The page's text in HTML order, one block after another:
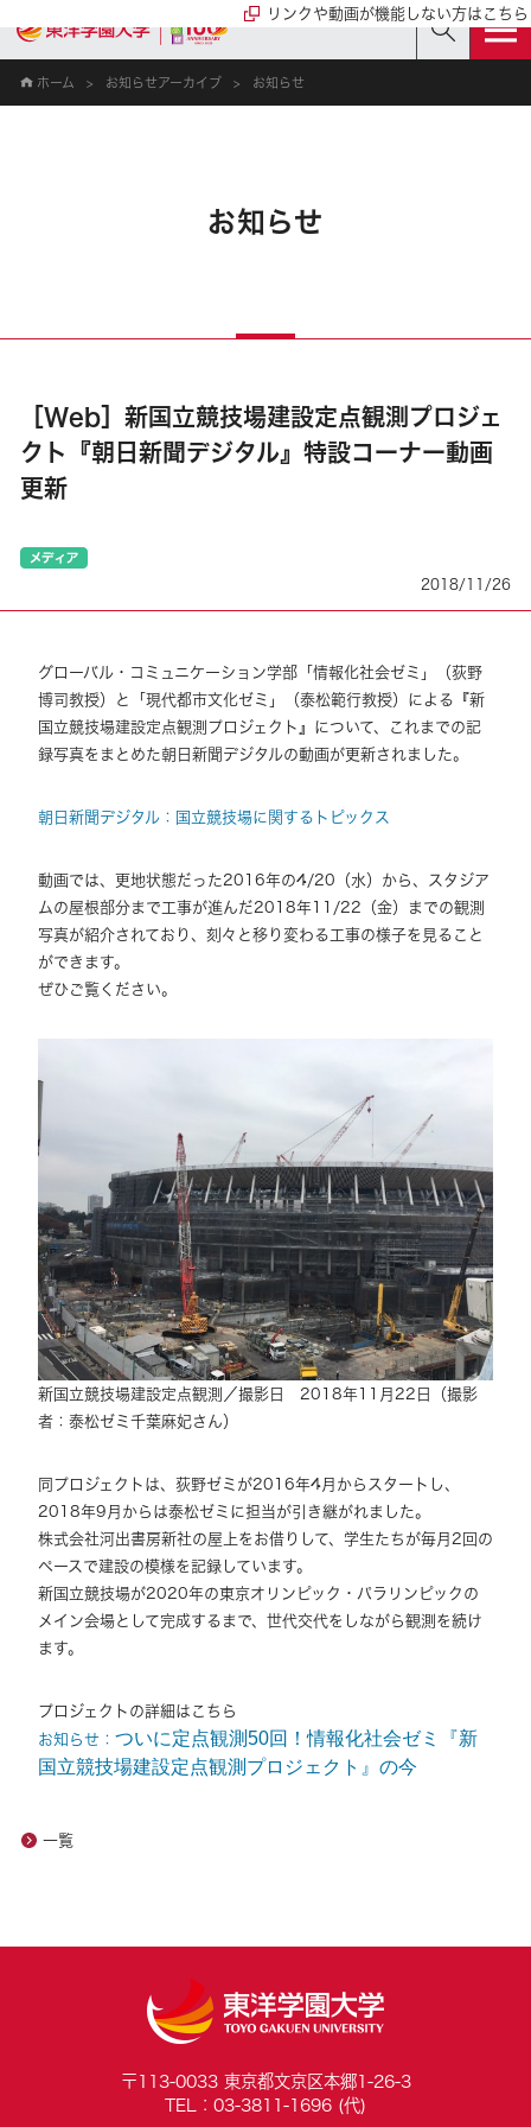
ホーム お知らせアーカイブ お知らせ
お知らせ
［Web］新国立競技場建設定点観測プロジェ
クト『朝日新聞デジタル』特設コーナー動画
更新
2018/11/26
リンクや動画が機能しない方はこちら
グローバル・コミュニケーション学部「情報化社会ゼミ」（荻野
博司教授）と「現代都市文化ゼミ」（泰松範行教授）による『新
国立競技場建設定点観測プロジェクト』について、これまでの記
録写真をまとめた朝日新聞デジタルの動画が更新されました。
朝日新聞デジタル：国立競技場に関するトピックス
動画では、更地状態だった2016年の4/20（水）から、スタジア
ムの屋根部分まで工事が進んだ2018年11/22（金）までの観測
写真が紹介されており、刻々と移り変わる工事の様子を見ること
ができます。
ぜひご覧ください。
新国立競技場建設定点観測／撮影日 2018年11月22日（撮影
者：泰松ゼミ千葉麻妃さん）
同プロジェクトは、荻野ゼミが2016年4月からスタートし、
2018年9月からは泰松ゼミに担当が引き継がれました。
株式会社河出書房新社の屋上をお借りして、学生たちが毎月2回の
ペースで建設の模様を記録しています。
新国立競技場が2020年の東京オリンピック・パラリンピックの
メイン会場として完成するまで、世代交代をしながら観測を続け
ます。
プロジェクトの詳細はこちら
お知らせ： ついに定点観測50回！情報化社会ゼミ『新
国立競技場建設定点観測プロジェクト』の今
一覧
〒113-0033 東京都文京区本郷1-26-3
TEL：03-3811-1696 (代)